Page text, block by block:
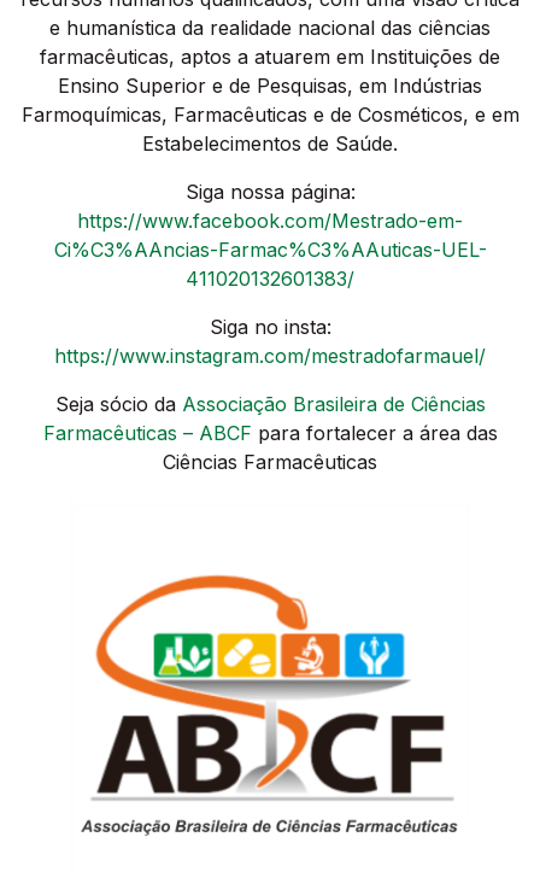
e humanística da realidade nacional das ciências
farmacêuticas, aptos a atuarem em Instituições de
Ensino Superior e de Pesquisas, em Indústrias
Farmoquímicas, Farmacêuticas e de Cosméticos, e em
Estabelecimentos de Saúde.
Siga nossa página:
https://www.facebook.com/Mestrado-em-
Ci%C3%AAncias-Farmac%C3%AAuticas-UEL-
411020132601383/
Siga no insta:
https://www.instagram.com/mestradofarmauel/
Seja sócio da Associação Brasileira de Ciências
Farmacêuticas – ABCF para fortalecer a área das
Ciências Farmacêuticas